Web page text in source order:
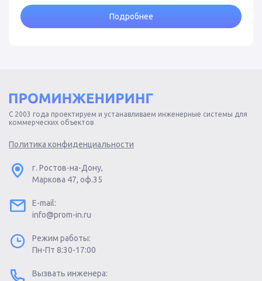
Подробнее
С 2003 года проектируем и устанавливаем инженерные системы для
коммерческих объектов
Политика конфиденциальности
г. Ростов-на-Дону,
Маркова 47, оф.35
E-mail:
info@prom-in.ru
Режим работы:
Пн-Пт 8:30-17:00
Вызвать инженера: